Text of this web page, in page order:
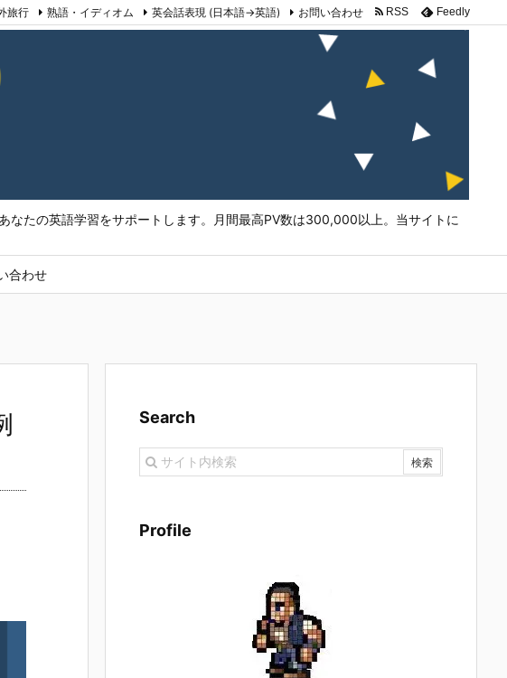
たの英語学習をサポートします。月間最高PV数は300,000以上。当サイトに
合わせ
旅行 熟語・イディオム 英会話表現 (日本語→英語) お問い合わせ RSS Feedly
Search
Profile